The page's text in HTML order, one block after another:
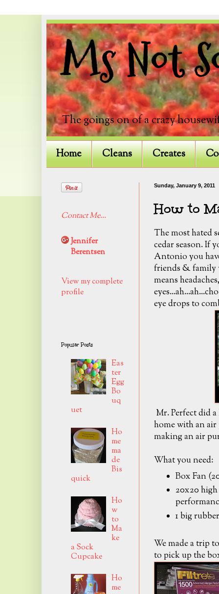
Ms Not
The goings on of a crazy
Home Cleans Creates
Sunday, January 9, 2011
How to
The most hated
cedar season. If
Antonio you
friends & family
means
eye drops to
Mr. Perfect did
home with an
making an air
What you need:
Box Fan
20x20 high
1 big
We made a trip
to pick up the
Contact Me...
Jennifer
Berentsen
View my complete
profile
Popular Posts
Eas
ter
Egg
Bo
uq
uet
Ho
me
ma
de
Bis
quick
Ho
w
to
Ma
ke
a Sock
Cupcake
Ho
me